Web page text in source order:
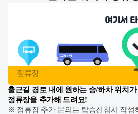
출근길 경로 내에 원하는 승/하차 위치가
정류장을 추가해 드려요!
※ 정류장 추가 문의는 탑승신청시 작성